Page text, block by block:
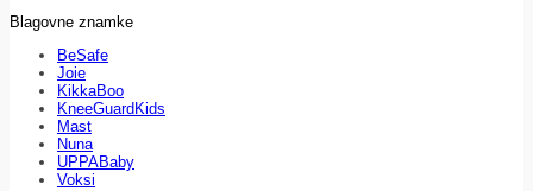
Blagovne znamke
BeSafe
Joie
KikkaBoo
KneeGuardKids
Mast
Nuna
UPPABaby
Voksi